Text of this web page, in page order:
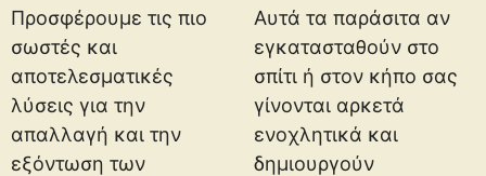
Προσφέρουμε τις πιο
σωστές και
αποτελεσματικές
λύσεις για την
απαλλαγή και την
εξόντωση των
Αυτά τα παράσιτα αν
εγκατασταθούν στο
σπίτι ή στον κήπο σας
γίνονται αρκετά
ενοχλητικά και
δημιουργούν